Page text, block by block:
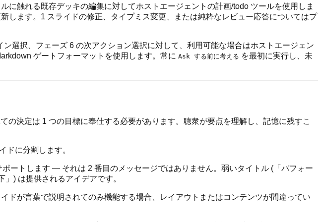
に触れる既存デッキの編集に対してホストエージェントの計画/todo ツールを使用しま
します。1 スライドの修正、タイプミス変更、または純粋なレビュー応答についてはプ
選択、フェーズ 6 の次アクション選択に対して、利用可能な場合はホストエージェン
ゲートフォーマットを使用します。常に Ask する前に考える を最初に実行し、未
の決定は 1 つの目標に奉仕する必要があります。聴衆が要点を理解し、記憶に残すこ
ドに分割します。
ートします — それは 2 番目のメッセージではありません。弱いタイトル (「パフォー
) は提供されるアイデアです。
が言葉で説明されてのみ機能する場合、レイアウトまたはコンテンツが間違ってい